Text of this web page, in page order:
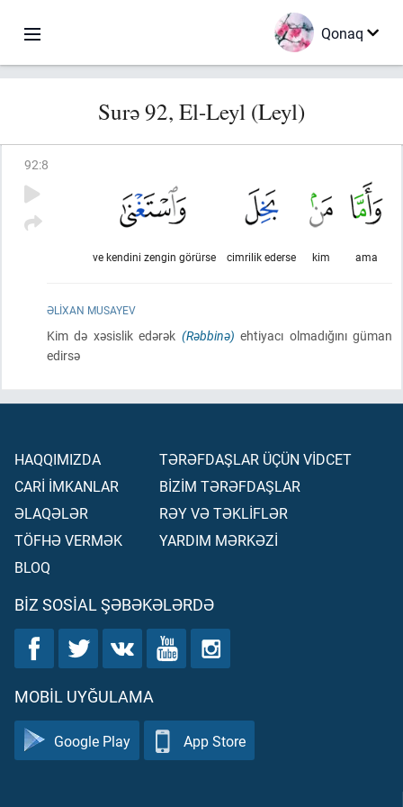
Qonaq
Surə 92, El-Leyl (Leyl)
92:8
ama
kim
cimrilik ederse
ve kendini zengin görürse
ƏLIXAN MUSAYEV
Kim də xəsislik edərək (Rəbbinə) ehtiyacı olmadığını güman
edirsə
HAQQIMIZDA
CARİ İMKANLAR
ƏLAQƏLƏR
TÖFHƏ VERMƏK
BLOQ
TƏRƏFDAŞLAR ÜÇÜN VİDCET
BİZİM TƏRƏFDAŞLAR
RƏY VƏ TƏKLİFLƏR
YARDIM MƏRKƏZİ
BIZ SOSIAL ŞƏBƏKƏLƏRDƏ
MOBIL UYĞULAMA
Google Play App Store